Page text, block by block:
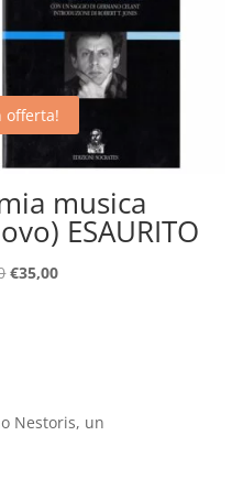
offerta!
musica
ESAURITO
Il
€35,00Il
Nestoris, un